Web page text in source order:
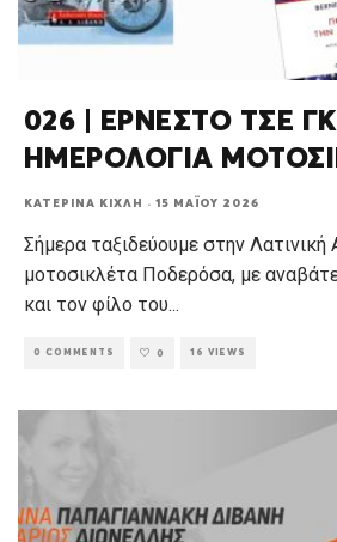
026 | ΕΡΝΕΣΤΟ ΤΣΕ
ΗΜΕΡΟΛΟΓΙΑ
ΚΑΤΕΡΊΝΑ ΚΊΧΛΗ · 15 ΜΑΪ́ΟΥ 2026
Σήμερα ταξιδεύουμε στην Λατινική
μοτοσικλέτα Ποδερόσα, με
και τον φίλο του...
0 COMMENTS 0 16 VIEWS